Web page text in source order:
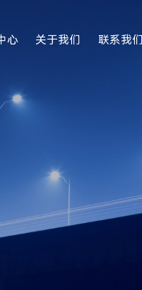
心 关于我们 联系我们